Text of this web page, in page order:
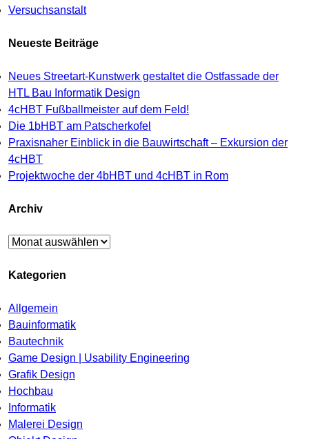
Versuchsanstalt
Neueste Beiträge
Neues Streetart-Kunstwerk gestaltet die Ostfassade der
HTL Bau Informatik Design
4cHBT Fußballmeister auf dem Feld!
Die 1bHBT am Patscherkofel
Praxisnaher Einblick in die Bauwirtschaft – Exkursion der
4cHBT
Projektwoche der 4bHBT und 4cHBT in Rom
Archiv
Archiv
Kategorien
Allgemein
Bauinformatik
Bautechnik
Game Design | Usability Engineering
Grafik Design
Hochbau
Informatik
Malerei Design